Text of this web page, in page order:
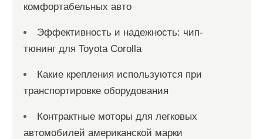
комфортабельных авто
Эффективность и надежность: чип-
тюнинг для Toyota Corolla
Какие крепления используются при
транспортировке оборудования
Контрактные моторы для легковых
автомобилей американской марки